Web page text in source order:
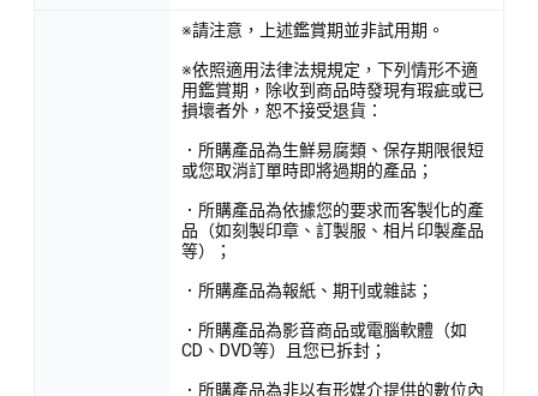
※請注意，上述鑑賞期並非試用期。
※依照適用法律法規規定，下列情形不適
用鑑賞期，除收到商品時發現有瑕疵或已
損壞者外，恕不接受退貨：
．所購產品為生鮮易腐類、保存期限很短
或您取消訂單時即將過期的產品；
．所購產品為依據您的要求而客製化的產
品（如刻製印章、訂製服、相片印製產品
等）；
．所購產品為報紙、期刊或雜誌；
．所購產品為影音商品或電腦軟體（如
CD、DVD等）且您已拆封；
．所購產品為非以有形媒介提供的數位內